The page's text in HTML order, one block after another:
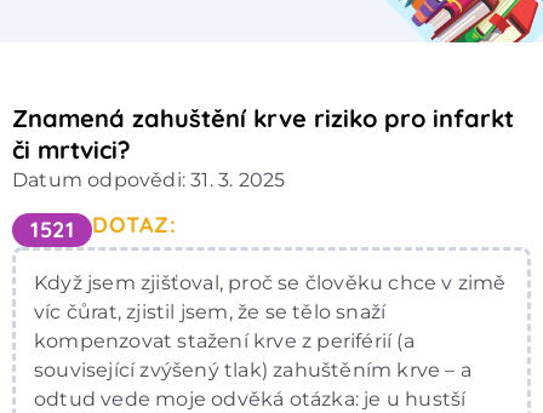
Znamená zahuštění krve riziko pro infarkt
či mrtvici?
Datum odpovědi: 31. 3. 2025
1521 DOTAZ:
Když jsem zjišťoval, proč se člověku chce v zimě
víc čůrat, zjistil jsem, že se tělo snaží
kompenzovat stažení krve z periférií (a
související zvýšený tlak) zahuštěním krve – a
odtud vede moje odvěká otázka: je u hustší